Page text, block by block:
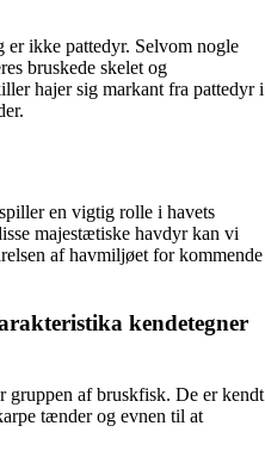
ikke pattedyr. Selvom nogle
bruskede skelet og
hajer sig markant fra pattedyr i
en vigtig rolle i havets
majestætiske havdyr kan vi
af havmiljøet for kommende
kendetegner
gruppen af bruskfisk. De er kendt
tænder og evnen til at